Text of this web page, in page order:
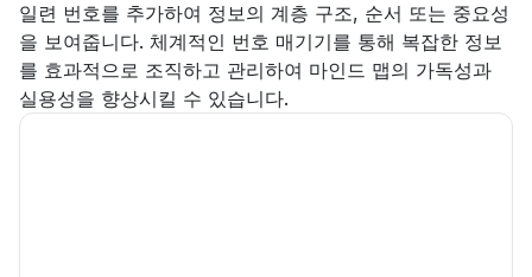
일련 번호를 추가하여 정보의 계층 구조, 순서 또는 중요성
을 보여줍니다. 체계적인 번호 매기기를 통해 복잡한 정보
를 효과적으로 조직하고 관리하여 마인드 맵의 가독성과
실용성을 향상시킬 수 있습니다.